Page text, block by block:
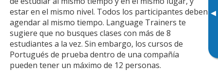
▸
estar en el mismo nivel. Todos los participantes deben
agendar al mismo tiempo. Language Trainers te
sugiere que no busques clases con más de 8
estudiantes a la vez. Sin embargo, los cursos de
Portugués de prueba dentro de una compañía
pueden tener un máximo de 12 personas.